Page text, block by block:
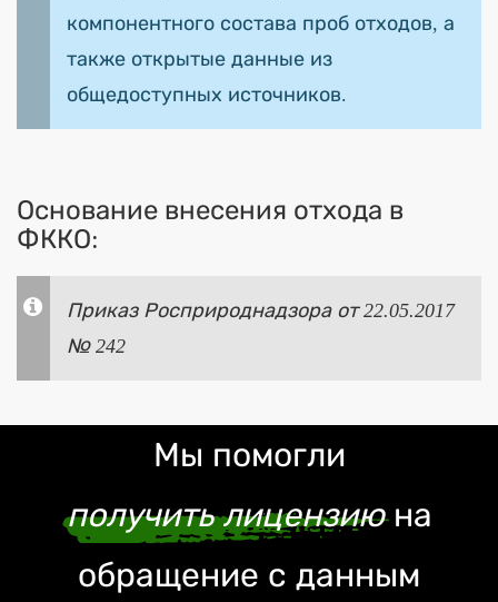
компонентного состава проб отходов, а
также открытые данные из
общедоступных источников.
Основание внесения отхода в
ФККО:
Приказ Росприроднадзора от 22.05.2017
№ 242
Мы помогли
получить лицензиюна
обращение с данным